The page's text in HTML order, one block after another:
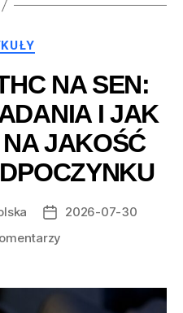
Kategorie
NA SEN:
I JAK
JAKOŚĆ
Data2026-07-30
na